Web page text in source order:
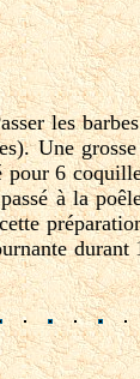
les
Une
pour 6
à la